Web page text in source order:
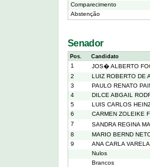
Comparecimento
Abstenção
Senador
Pos. Candidato
1
JOS� ALBERTO
2
LUIZ ROBERTO DE
3
PAULO RENATO
4
DILCE ABGAIL
5
LUIS CARLOS
6
CARMEN ZOLEIKE
7
SANDRA REGINA
8
MARIO BERND
9
ANA CARLA
Nulos
Brancos